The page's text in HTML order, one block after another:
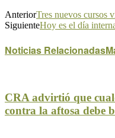
AnteriorTres nuevos cursos
SiguienteHoy es el día
Noticias Relacionadas
CRA advirtió que
contra la aftosa debe